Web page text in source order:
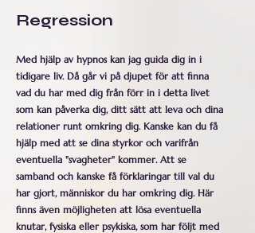
Regression
Med hjälp av hypnos kan jag guida dig in i
tidigare liv. Då går vi på djupet för att finna
vad du har med dig från förr in i detta livet
som kan påverka dig, ditt sätt att leva och dina
relationer runt omkring dig. Kanske kan du få
hjälp med att se dina styrkor och varifrån
eventuella "svagheter" kommer. Att se
samband och kanske få förklaringar till val du
har gjort, människor du har omkring dig. Här
finns även möjligheten att lösa eventuella
knutar, fysiska eller psykiska, som har följt med